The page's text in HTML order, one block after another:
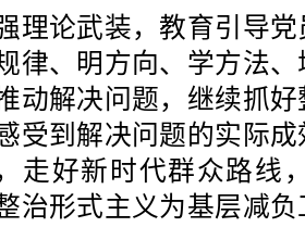
理论武装，教育引导
律、明方向、学方法
动解决问题，继续抓
受到解决问题的实际
走好新时代群众路线
治形式主义为基层减